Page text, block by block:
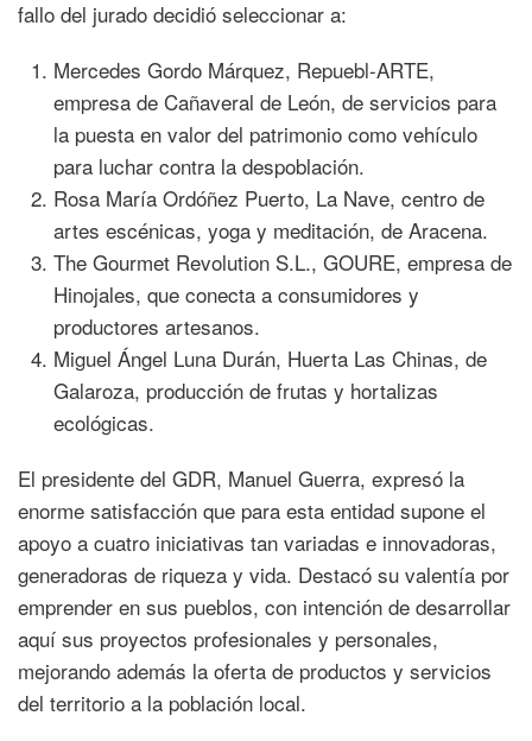
fallo del jurado decidió seleccionar a:
Mercedes Gordo Márquez, Repuebl-ARTE,
empresa de Cañaveral de León, de servicios para
la puesta en valor del patrimonio como vehículo
para luchar contra la despoblación.
Rosa María Ordóñez Puerto, La Nave, centro de
artes escénicas, yoga y meditación, de Aracena.
The Gourmet Revolution S.L., GOURE, empresa de
Hinojales, que conecta a consumidores y
productores artesanos.
Miguel Ángel Luna Durán, Huerta Las Chinas, de
Galaroza, producción de frutas y hortalizas
ecológicas.
El presidente del GDR, Manuel Guerra, expresó la
enorme satisfacción que para esta entidad supone el
apoyo a cuatro iniciativas tan variadas e innovadoras,
generadoras de riqueza y vida. Destacó su valentía por
emprender en sus pueblos, con intención de desarrollar
aquí sus proyectos profesionales y personales,
mejorando además la oferta de productos y servicios
del territorio a la población local.